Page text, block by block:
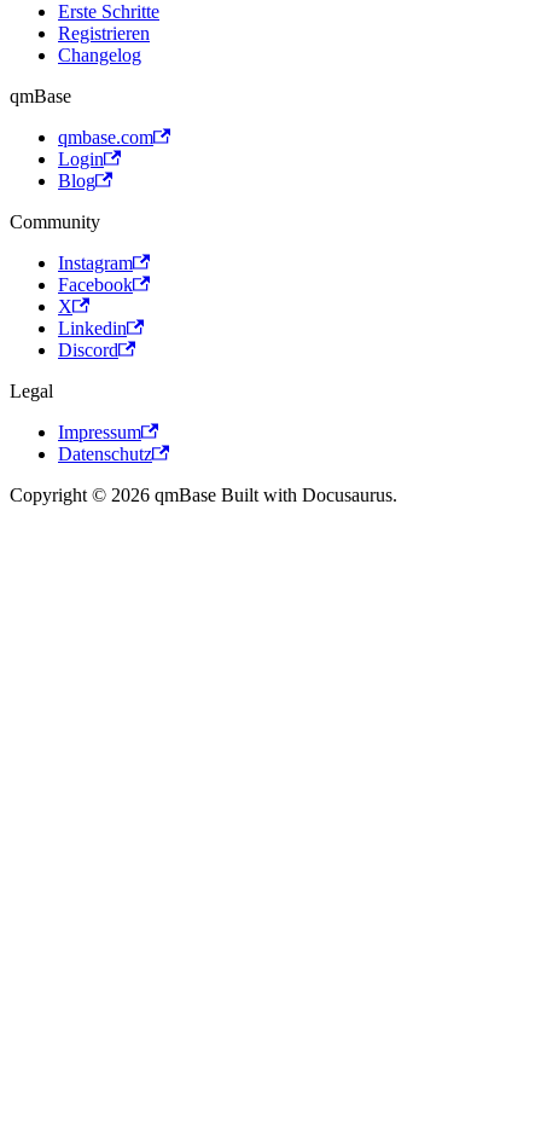
Erste Schritte
Registrieren
Changelog
qmBase
qmbase.com
Login
Blog
Community
Instagram
Facebook
X
Linkedin
Discord
Legal
Impressum
Datenschutz
Copyright © 2026 qmBase Built with Docusaurus.